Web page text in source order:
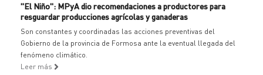
"El Niño": MPyA dio recomendaciones a productores para
resguardar producciones agrícolas y ganaderas
Son constantes y coordinadas las acciones preventivas del
Gobierno de la provincia de Formosa ante la eventual llegada del
fenómeno climático.
Leer más